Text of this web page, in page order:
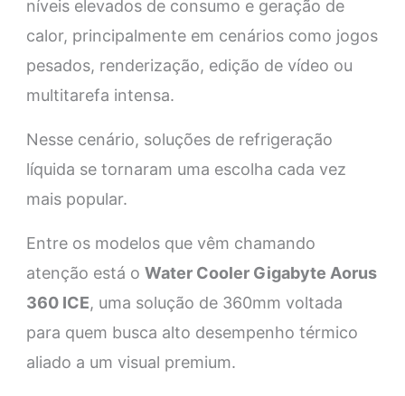
níveis elevados de consumo e geração de
calor, principalmente em cenários como jogos
pesados, renderização, edição de vídeo ou
multitarefa intensa.
Nesse cenário, soluções de refrigeração
líquida se tornaram uma escolha cada vez
mais popular.
Entre os modelos que vêm chamando
atenção está o Water Cooler Gigabyte Aorus
360 ICE, uma solução de 360mm voltada
para quem busca alto desempenho térmico
aliado a um visual premium.